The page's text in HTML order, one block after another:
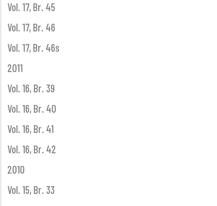
Vol. 17, Br. 45
Vol. 17, Br. 46
Vol. 17, Br. 46s
2011
Vol. 16, Br. 39
Vol. 16, Br. 40
Vol. 16, Br. 41
Vol. 16, Br. 42
2010
Vol. 15, Br. 33